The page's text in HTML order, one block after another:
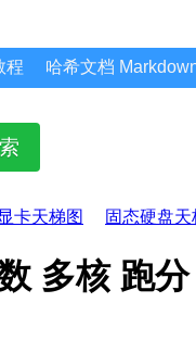
程 哈希文档
卡天梯图 固态硬盘天
多核 跑